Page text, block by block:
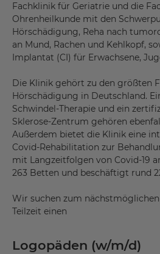
Fachklinik für Geriatrie und die
Ohrenheilkunde mit den
Hörschädigung, Reha nach
an Mund, Rachen und Kehlkopf,
Implantat (CI) für Erwachsene,
Die Klinik gehört zu den größten
Hörschädigung in Deutschland.
Schwindel-Therapie und ein
Sklerose-Zentrum gehören
Außerdem bietet die Klinik eine
Covid-Rehabilitation zur
mit Langzeitfolgen von Covid-19
263 Betten und beschäftigt rund
Wir suchen zum
Teilzeit einen
Logopäden (w/m/d)